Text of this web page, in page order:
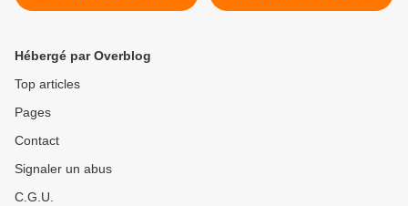
Video.
streaming. >
Hébergé par Overblog
Top articles
Pages
Contact
Signaler un abus
C.G.U.